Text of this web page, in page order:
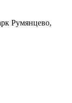
Румянцево,